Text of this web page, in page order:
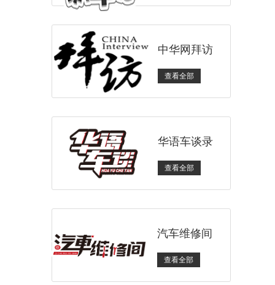
中华网拜访
查看全部
华语车谈录
查看全部
汽车维修间
查看全部